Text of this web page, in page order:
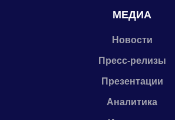
МЕДИА
Новости
Пресс-релизы
Презентации
Аналитика